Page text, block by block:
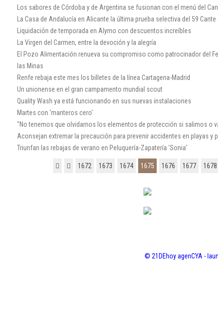
Los sabores de Córdoba y de Argentina se fusionan con el menú del
La Casa de Andalucía en Alicante la última prueba selectiva del 59
Liquidación de temporada en Alymo con descuentos increíbles
La Virgen del Carmen, entre la devoción y la alegría
El Pozo Alimentación renueva su compromiso como patrocinador del
las Minas
Renfe rebaja este mes los billetes de la línea Cartagena-Madrid
Un unionense en el gran campamento mundial scout
Quality Wash ya está funcionando en sus nuevas instalaciones
Martes con 'manteros cero'
"No tenemos que olvidarnos los elementos de protección si salimos o
Aconsejan extremar la precaución para prevenir accidentes en playas y
Triunfan las rebajas de verano en Peluquería-Zapatería 'Sonia'
1672 1673 1674 1675 1676 1677 1678
© 21DEhoy agenCYA -